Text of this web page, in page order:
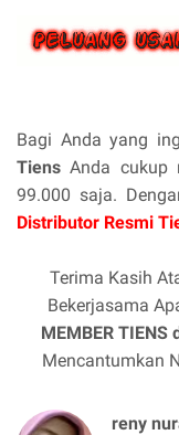
Bagi Anda yang
Tiens Anda cukup
99.000 saja.
Distributor Resmi
Terima Kasih
Bekerjasama
MEMBER
Mencantumkan
reny